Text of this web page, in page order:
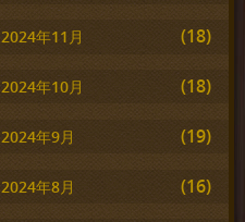
2024年11月 (18)
2024年10月 (18)
2024年9月 (19)
2024年8月 (16)